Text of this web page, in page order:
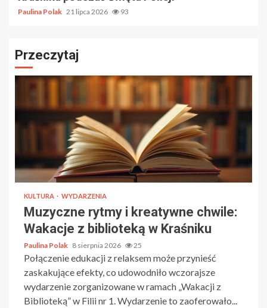
Paulina Polak 21 lipca 2026 93
Przeczytaj
KULTURA WYDARZENIA
Muzyczne rytmy i kreatywne chwile:
Wakacje z biblioteką w Kraśniku
Paulina Polak 8 sierpnia 2026 25
Połączenie edukacji z relaksem może przynieść
zaskakujące efekty, co udowodniło wczorajsze
wydarzenie zorganizowane w ramach „Wakacji z
Biblioteką” w Filii nr 1. Wydarzenie to zaoferowało...